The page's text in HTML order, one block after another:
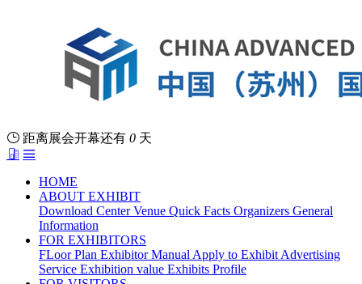
距离展会开幕还有 0 天
HOME
ABOUT EXHIBIT
Download CenterVenue Quick Facts Organizers General
Information
FOR EXHIBITORS
FLoor Plan Exhibitor Manual Apply to Exhibit Advertising
Service Exhibition value Exhibits Profile